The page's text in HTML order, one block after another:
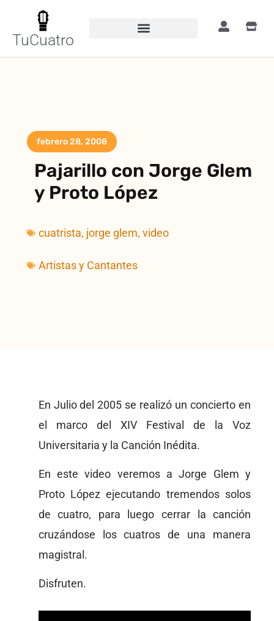
TuCuatro
febrero 28, 2008
Pajarillo con Jorge Glem
y Proto López
cuatrista, jorge glem,video
Artistas y Cantantes
En Julio del 2005 se realizó un concierto en
el marco del XIV Festival de la Voz
Universitaria y la Canción Inédita.
En este video veremos a Jorge Glem y
Proto López ejecutando tremendos solos
de cuatro, para luego cerrar la canción
cruzándose los cuatros de una manera
magistral.
Disfruten.